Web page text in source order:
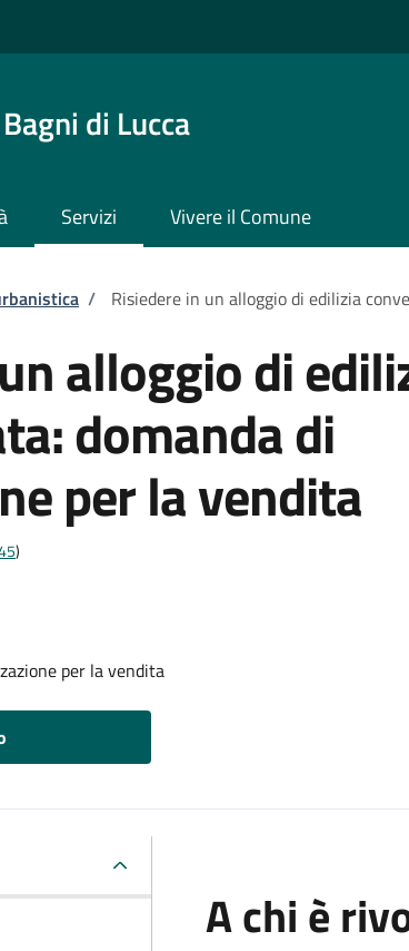
di Lucca
Servizi Vivere il Comune
/ Risiedere in un alloggio di edilizia
alloggio di
domanda di
per la vendita
)
per la vendita
A chi è